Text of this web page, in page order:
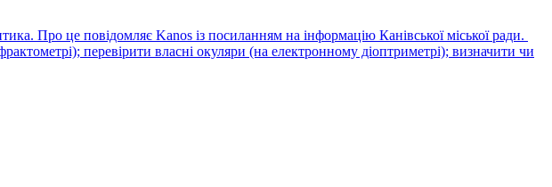
Про це повідомляє Kanos із посиланням на інформацію Канівської міської ради.
перевірити власні окуляри (на електронному діоптриметрі); визначити чи